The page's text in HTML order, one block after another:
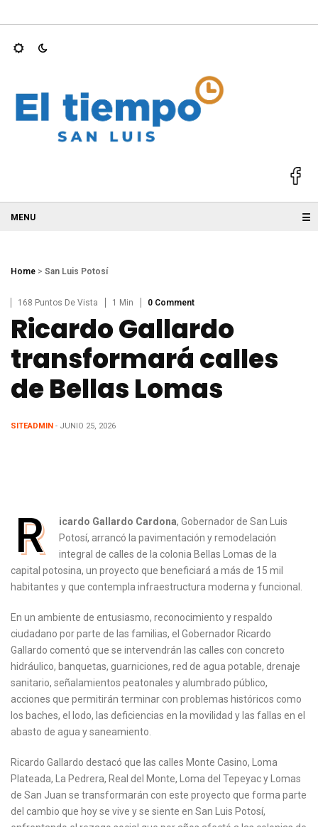
☰
Home > San Luis Potosí
168 Puntos De Vista 1 Min 0 Comment
Ricardo Gallardo
transformará calles
de Bellas Lomas
SITEADMIN - JUNIO 25, 2026
R icardo Gallardo Cardona, Gobernador de San Luis
Potosí, arrancó la pavimentación y remodelación
integral de calles de la colonia Bellas Lomas de la
capital potosina, un proyecto que beneficiará a más de 15 mil
habitantes y que contempla infraestructura moderna y funcional.
En un ambiente de entusiasmo, reconocimiento y respaldo
ciudadano por parte de las familias, el Gobernador Ricardo
Gallardo comentó que se intervendrán las calles con concreto
hidráulico, banquetas, guarniciones, red de agua potable, drenaje
sanitario, señalamientos peatonales y alumbrado público,
acciones que permitirán terminar con problemas históricos como
los baches, el lodo, las deficiencias en la movilidad y las fallas en el
abasto de agua y saneamiento.
Ricardo Gallardo destacó que las calles Monte Casino, Loma
Plateada, La Pedrera, Real del Monte, Loma del Tepeyac y Lomas
de San Juan se transformarán con este proyecto que forma parte
del cambio que hoy se vive y se siente en San Luis Potosí,